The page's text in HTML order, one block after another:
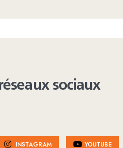
sociaux
INSTAGRAM YOUTUBE